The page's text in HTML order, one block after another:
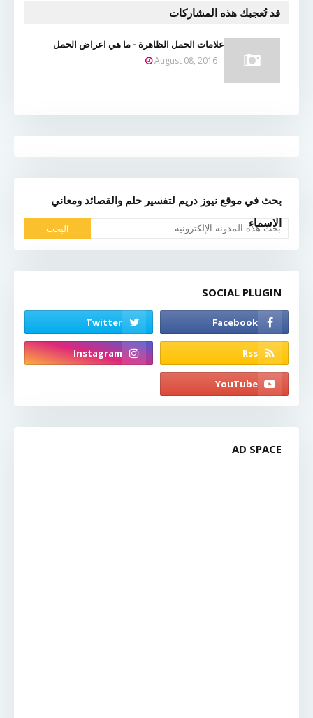
قد تُعجبك هذه المشاركات
علامات الحمل الظاهرة - ما هي اعراض الحمل
August 08, 2016
بحث في موقع نيوز دريم لتفسير حلم والقصائد ومعاني
الاسماء
SOCIAL PLUGIN
AD SPACE